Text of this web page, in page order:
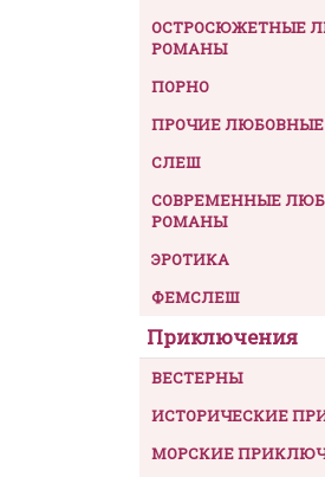
ОСТРОСЮЖЕТНЫЕ
РОМАНЫ
ПОРНО
ПРОЧИЕ
СЛЕШ
СОВРЕМЕННЫЕ
РОМАНЫ
ЭРОТИКА
ФЕМСЛЕШ
Приключения
ВЕСТЕРНЫ
ИСТОРИЧЕСКИЕ
МОРСКИЕ